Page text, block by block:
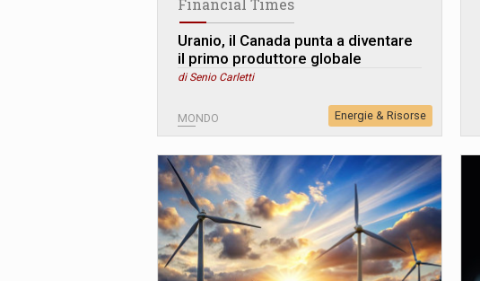
Financial Times
Uranio, il Canada punta a diventare
il primo produttore globale
di Senio Carletti
MONDO Energie & Risorse